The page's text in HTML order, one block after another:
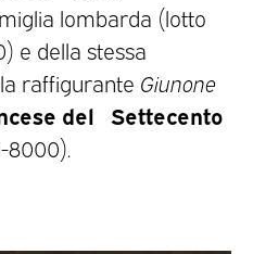
lombarda (lotto
e della stessa
raffigurante Giunone
del Settecento